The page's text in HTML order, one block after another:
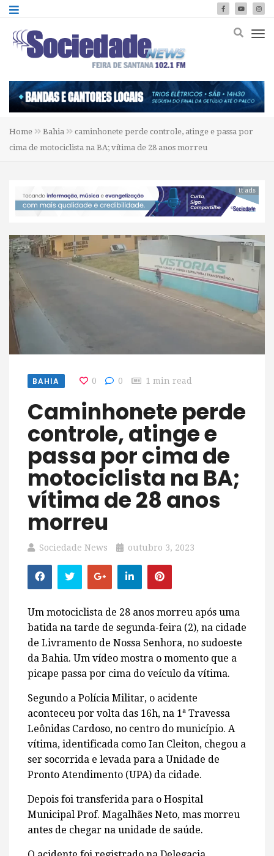
Home Bahia
caminhonete perde controle, atinge e passa por
cima de motociclista na BA; vítima de 28 anos morreu
tt ads
BAHIA 0 0 1 min read
caminhonete perde
controle, atinge e
passa por cima de
motociclista na BA;
vítima de 28 anos
morreu
Sociedade News outubro 3, 2023
Um motociclista de 28 anos morreu após uma
batida na tarde de segunda-feira (2), na cidade
de Livramento de Nossa Senhora, no sudoeste
da Bahia. Um vídeo mostra o momento que a
picape passa por cima do veículo da vítima.
Segundo a Polícia Militar, o acidente
aconteceu por volta das 16h, na 1ª Travessa
Leônidas Cardoso, no centro do município. A
vítima, identificada como Ian Cleiton, chegou a
ser socorrida e levada para a Unidade de
Pronto Atendimento (UPA) da cidade.
Depois foi transferida para o Hospital
Municipal Prof. Magalhães Neto, mas morreu
antes de chegar na unidade de saúde.